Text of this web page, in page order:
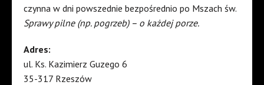
czynna w dni powszednie bezpośrednio po Mszach św.
Sprawy pilne (np. pogrzeb) – o każdej porze.
Adres:
ul. Ks. Kazimierz Guzego 6
35-317 Rzeszów